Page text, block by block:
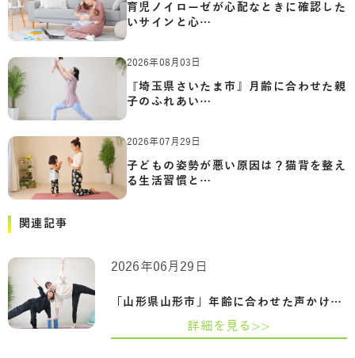
育児ノイローゼが心配なときに確認した
いサインと心…
2026年08月03日
『埼玉県さいたま市』月齢に合わせた親
子のふれあい…
2026年07月29日
子どもの姿勢が悪い原因は？猫背を整え
る生活習慣と…
関連記事
「山形県山形市」年齢に合わせた声かけと…
2026年06月29日
詳細を見る>>